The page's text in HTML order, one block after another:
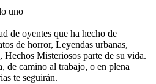
uno
de oyentes que ha hecho de
de horror, Leyendas urbanas,
Hechos Misteriosos parte de su vida.
de camino al trabajo, o en plena
te seguirán.